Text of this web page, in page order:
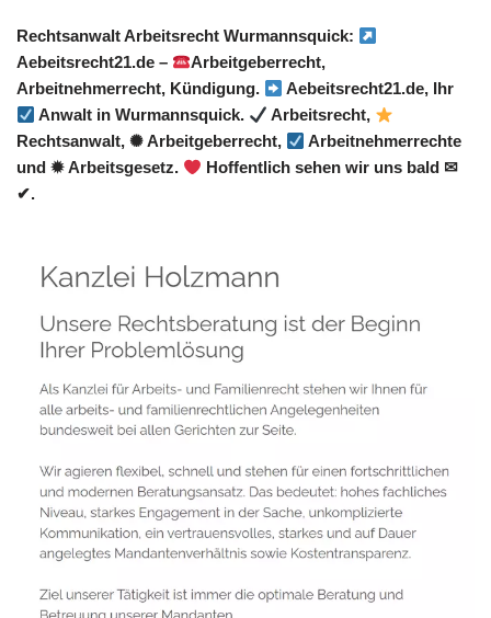
Rechtsanwalt Arbeitsrecht Wurmannsquick:
Aebeitsrecht21.de –
Arbeitgeberrecht,
Arbeitnehmerrecht, Kündigung.
Aebeitsrecht21.de, Ihr
Anwalt in Wurmannsquick.
Arbeitsrecht,
Rechtsanwalt, ✺ Arbeitgeberrecht,
Arbeitnehmerrechte
und ✹ Arbeitsgesetz.
Hoffentlich sehen wir uns bald ✉
✔.